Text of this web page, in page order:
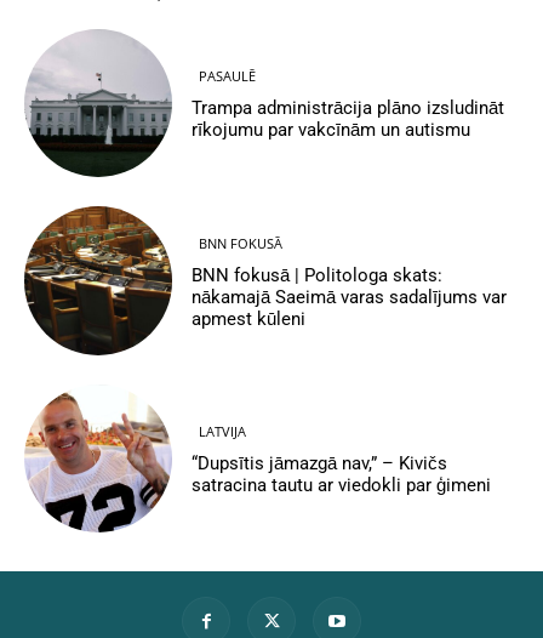
PASAULĒ
Trampa administrācija plāno izsludināt
rīkojumu par vakcīnām un autismu
BNN FOKUSĀ
BNN fokusā | Politologa skats:
nākamajā Saeimā varas sadalījums var
apmest kūleni
LATVIJA
“Dupsītis jāmazgā nav,” – Kivičs
satracina tautu ar viedokli par ģimeni